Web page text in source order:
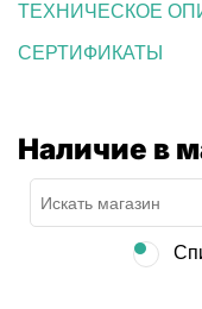
ТЕХНИЧЕСКОЕ
СЕРТИФИКАТЫ
Наличие в